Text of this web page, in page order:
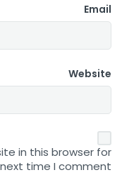
Email
Website
in this browser for
time I comment.